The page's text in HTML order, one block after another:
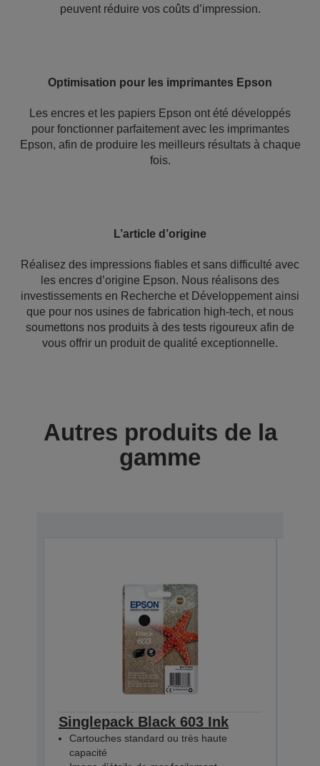
peuvent réduire vos coûts d’impression.
Optimisation pour les imprimantes Epson
Les encres et les papiers Epson ont été développés
pour fonctionner parfaitement avec les imprimantes
Epson, afin de produire les meilleurs résultats à chaque
fois.
L’article d’origine
Réalisez des impressions fiables et sans difficulté avec
les encres d’origine Epson. Nous réalisons des
investissements en Recherche et Développement ainsi
que pour nos usines de fabrication high-tech, et nous
soumettons nos produits à des tests rigoureux afin de
vous offrir un produit de qualité exceptionnelle.
Autres produits de la
gamme
Singlepack Black 603 Ink
Cartouches standard ou très haute
capacité